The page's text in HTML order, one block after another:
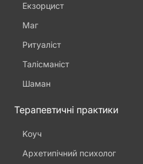
Екзорцист
Маг
Ритуаліст
Талісманіст
Шаман
Терапевтичні практики
Kоуч
Архетипічний психолог